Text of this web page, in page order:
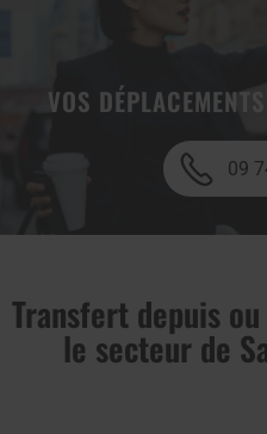
VOS
09
Transfert depuis
le secteur de